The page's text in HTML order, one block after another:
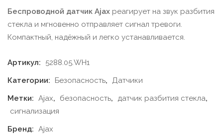
Беспроводной датчик Ajax реагирует на звук разбития
стекла и мгновенно отправляет сигнал тревоги.
Компактный, надёжный и легко устанавливается.
Артикул:
5288.05.WH1
Категории:
Безопасность,
Датчики
Метки: Ajax, безопасность, датчик разбития стекла,
сигнализация
Бренд: Ajax